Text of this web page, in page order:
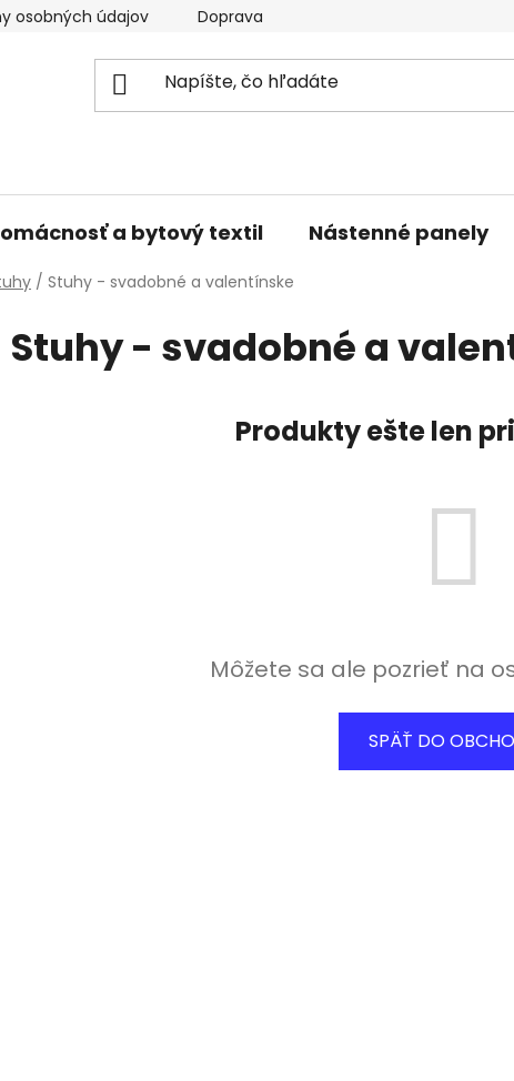
osobných údajov Doprava a platba
a bytový textil Nástenné panely
/ Stuhy - svadobné a valentínske
Stuhy - svadobné a
Produkty ešte len
Môžete sa ale pozrieť na
SPÄŤ DO